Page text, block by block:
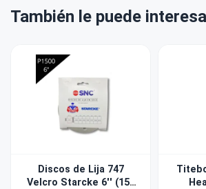
También le puede
Discos de Lija 747
Velcro Starcke 6'' (150